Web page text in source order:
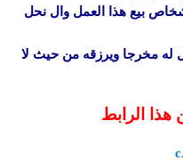
بيع هذا العمل وال نحل
له مخرجا ويرزقه من حيث لا
هذا الرابط